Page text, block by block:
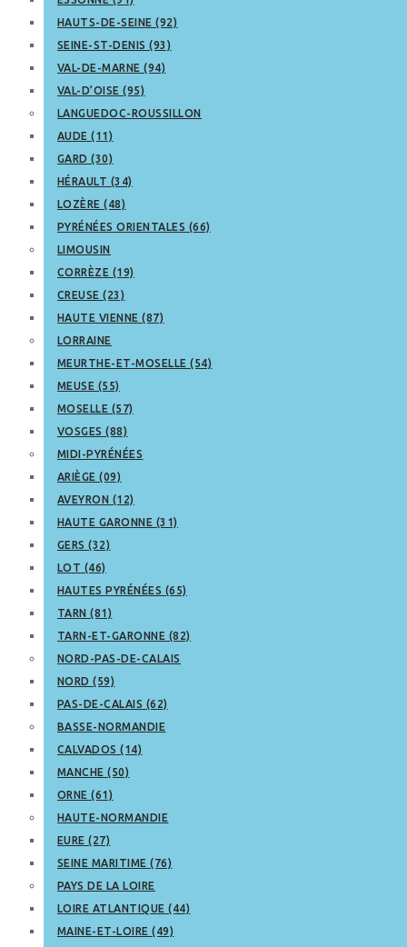
HAUTS-DE-SEINE (92)
SEINE-ST-DENIS (93)
VAL-DE-MARNE (94)
VAL-D’OISE (95)
LANGUEDOC-ROUSSILLON
AUDE (11)
GARD (30)
HÉRAULT (34)
LOZÈRE (48)
PYRÉNÉES ORIENTALES (66)
LIMOUSIN
CORRÈZE (19)
CREUSE (23)
HAUTE VIENNE (87)
LORRAINE
MEURTHE-ET-MOSELLE (54)
MEUSE (55)
MOSELLE (57)
VOSGES (88)
MIDI-PYRÉNÉES
ARIÈGE (09)
AVEYRON (12)
HAUTE GARONNE (31)
GERS (32)
LOT (46)
HAUTES PYRÉNÉES (65)
TARN (81)
TARN-ET-GARONNE (82)
NORD-PAS-DE-CALAIS
NORD (59)
PAS-DE-CALAIS (62)
BASSE-NORMANDIE
CALVADOS (14)
MANCHE (50)
ORNE (61)
HAUTE-NORMANDIE
EURE (27)
SEINE MARITIME (76)
PAYS DE LA LOIRE
LOIRE ATLANTIQUE (44)
MAINE-ET-LOIRE (49)